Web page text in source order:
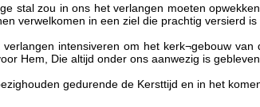
stal zou in ons het verlangen moeten
verwelkomen in een ziel die prachtig versierd
intensiveren om het kerk¬gebouw
Hem, Die altijd onder ons aanwezig is
gedurende de Kersttijd en in het